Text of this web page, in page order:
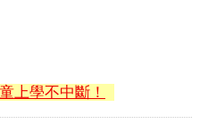
上學不中斷！